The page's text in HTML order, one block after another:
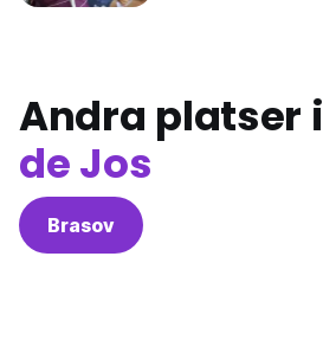
Andra platser i
de Jos
Brasov